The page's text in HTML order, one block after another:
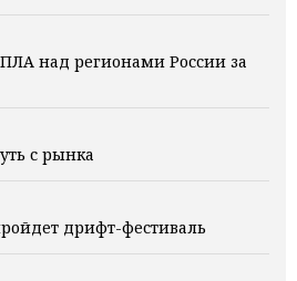
над регионами России за
с рынка
дрифт-фестиваль